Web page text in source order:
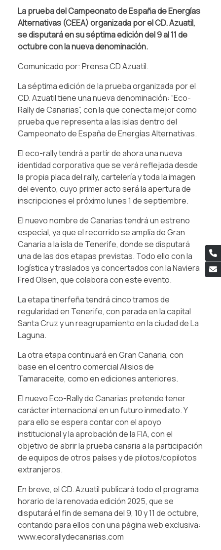
La prueba del Campeonato de España de Energías
Alternativas (CEEA) organizada por el CD. Azuatil,
se disputará en su séptima edición del 9 al 11 de
octubre con la nueva denominación.
Comunicado por: Prensa CD Azuatil.
La séptima edición de la prueba organizada por el
CD. Azuatil tiene una nueva denominación: “Eco-
Rally de Canarias”, con la que conecta mejor como
prueba que representa a las islas dentro del
Campeonato de España de Energías Alternativas.
El eco-rally tendrá a partir de ahora una nueva
identidad corporativa que se verá reflejada desde
la propia placa del rally, cartelería y toda la imagen
del evento, cuyo primer acto será la apertura de
inscripciones el próximo lunes 1 de septiembre.
El nuevo nombre de Canarias tendrá un estreno
especial, ya que el recorrido se amplía de Gran
Canaria a la isla de Tenerife, donde se disputará
una de las dos etapas previstas. Todo ello con la
logística y traslados ya concertados con la Naviera
Fred Olsen, que colabora con este evento.
La etapa tinerfeña tendrá cinco tramos de
regularidad en Tenerife, con parada en la capital
Santa Cruz y un reagrupamiento en la ciudad de La
Laguna.
La otra etapa continuará en Gran Canaria, con
base en el centro comercial Alisios de
Tamaraceite, como en ediciones anteriores.
El nuevo Eco-Rally de Canarias pretende tener
carácter internacional en un futuro inmediato. Y
para ello se espera contar con el apoyo
institucional y la aprobación de la FIA, con el
objetivo de abrir la prueba canaria a la participación
de equipos de otros países y de pilotos/copilotos
extranjeros.
En breve, el CD. Azuatil publicará todo el programa
horario de la renovada edición 2025, que se
disputará el fin de semana del 9, 10 y 11 de octubre,
contando para ellos con una página web exclusiva:
www.ecorallydecanarias.com